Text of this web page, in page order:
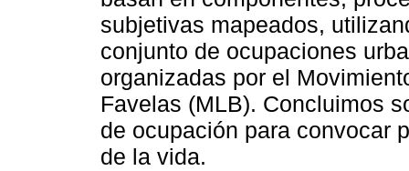
subjetivas mapeados,
conjunto de ocupaciones
organizadas por el
Favelas (MLB). Concluimos
de ocupación para convocar
de la vida.